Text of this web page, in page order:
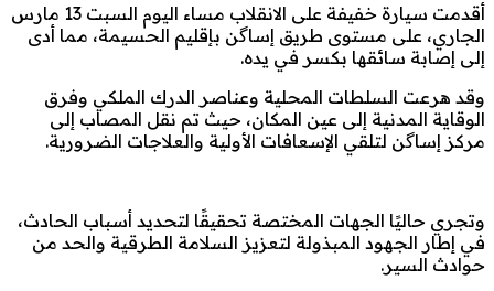
أقدمت سيارة خفيفة على الانقلاب مساء اليوم السبت 13 مارس
الجاري، على مستوى طريق إساگن بإقليم الحسيمة، مما أدى
إلى إصابة سائقها بكسر في يده.
وقد هرعت السلطات المحلية وعناصر الدرك الملكي وفرق
الوقاية المدنية إلى عين المكان، حيث تم نقل المصاب إلى
مركز إساگن لتلقي الإسعافات الأولية والعلاجات الضرورية.
وتجري حاليًا الجهات المختصة تحقيقًا لتحديد أسباب الحادث،
في إطار الجهود المبذولة لتعزيز السلامة الطرقية والحد من
حوادث السير.